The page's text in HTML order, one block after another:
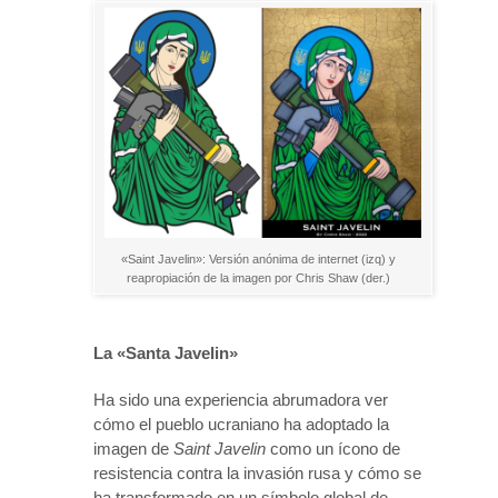
«Saint Javelin»: Versión anónima de internet (izq) y
reapropiación de la imagen por Chris Shaw (der.)
La «Santa Javelin»
Ha sido una experiencia abrumadora ver
cómo el pueblo ucraniano ha adoptado la
imagen de Saint Javelin como un ícono de
resistencia contra la invasión rusa y cómo se